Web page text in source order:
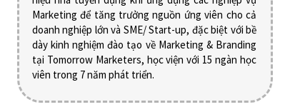
Marketing để tăng trưởng nguồn ứng viên cho cả
doanh nghiệp lớn và SME/ Start-up, đặc biệt với bề
dày kinh nghiệm đào tạo về Marketing & Branding
tại Tomorrow Marketers, học viện với 15 ngàn học
viên trong 7 năm phát triển.